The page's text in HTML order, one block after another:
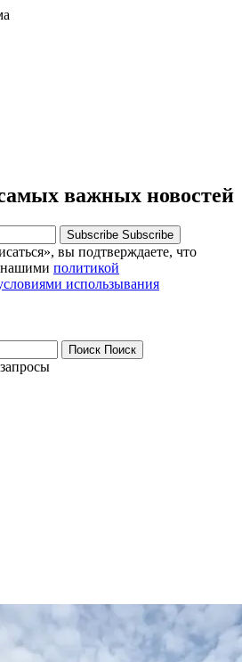
важных новостей
Subscribe Subscribe
вы подтверждаете, что
нашими политикой
использывания
Поиск Поиск